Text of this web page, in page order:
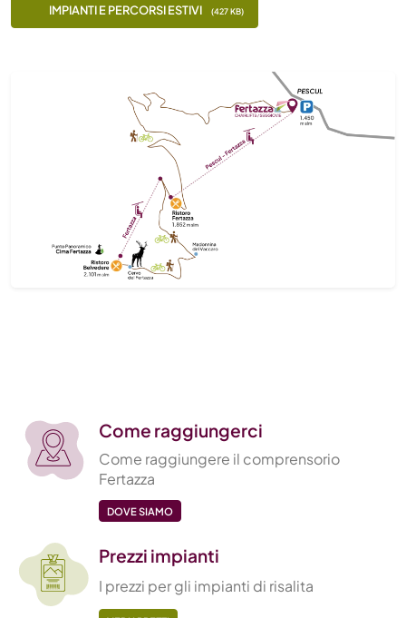
IMPIANTI E PERCORSI ESTIVI (427 KB)
Come raggiungerci
Come raggiungere il comprensorio
Fertazza
DOVE SIAMO
Prezzi impianti
I prezzi per gli impianti di risalita